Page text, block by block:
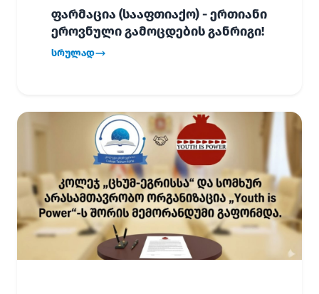
ფარმაცია (სააფთიაქო) - ერთიანი
ეროვნული გამოცდების განრიგი!
სრულად